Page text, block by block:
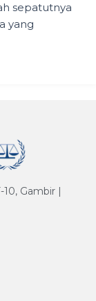
sepatutnya
yang
Gambir |